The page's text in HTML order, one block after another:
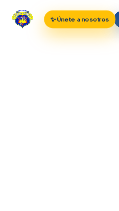
✨Únete a nosotros